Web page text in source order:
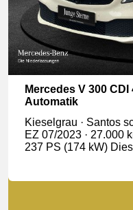
Mercedes V 300
Automatik
Kieselgrau · Santos
EZ 07/2023 · 27.000
237 PS (174 kW)